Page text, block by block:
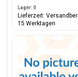
Lager: 0
Lieferzeit:
15 Werktagen